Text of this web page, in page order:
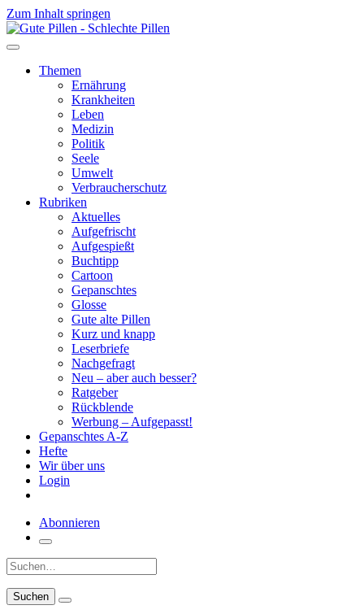
Zum Inhalt springen
Themen
Ernährung
Krankheiten
Leben
Medizin
Politik
Seele
Umwelt
Verbraucherschutz
Rubriken
Aktuelles
Aufgefrischt
Aufgespießt
Buchtipp
Cartoon
Gepanschtes
Glosse
Gute alte Pillen
Kurz und knapp
Leserbriefe
Nachgefragt
Neu – aber auch besser?
Ratgeber
Rückblende
Werbung – Aufgepasst!
Gepanschtes A-Z
Hefte
Wir über uns
Login
Abonnieren
Suche: